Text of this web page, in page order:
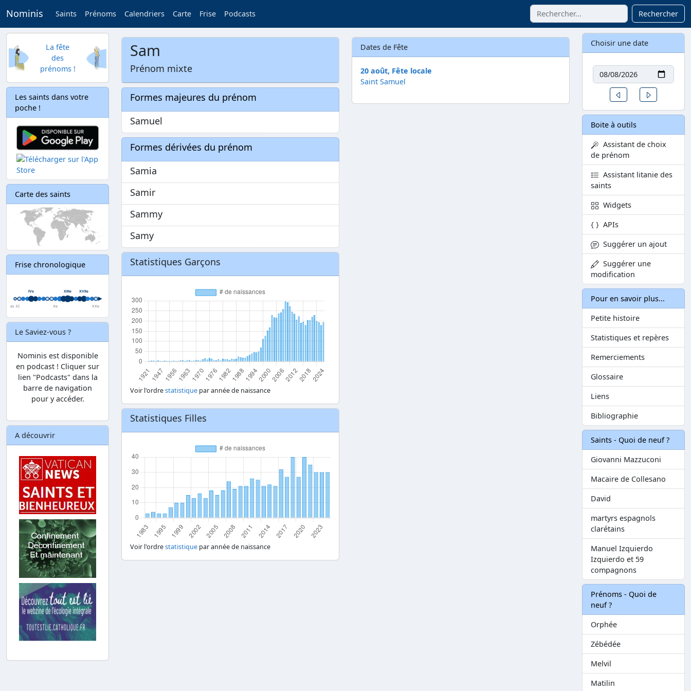
Nominis Saints Prénoms Calendriers Carte Frise Podcasts Rechercher
La fête
des
prénoms !
Les saints dans votre
poche !
Carte des saints
Frise chronologique
Le Saviez-vous ?
Nominis est disponible
en podcast ! Cliquer sur
lien "Podcasts" dans la
barre de navigation
pour y accéder.
A découvrir
Sam
Prénom mixte
Formes majeures du prénom
Samuel
Formes dérivées du prénom
Samia
Samir
Sammy
Samy
Statistiques Garçons
Voir l'ordrestatistique par année de naissance
Statistiques Filles
Voir l'ordrestatistique par année de naissance
Dates de Fête
20 août, Fête locale
Saint Samuel
Choisir une date
Date
Un jour avant
Boite à outils
Assistant de choix
de prénom
Assistant litanie des
saints
Widgets
APIs
Suggérer un ajout
Suggérer une
modification
Pour en savoir plus...
Petite histoire
Statistiques et repères
Remerciements
Glossaire
Liens
Bibliographie
Saints - Quoi de neuf ?
Giovanni Mazzuconi
Macaire de Collesano
David
martyrs espagnols
clarétains
Manuel Izquierdo
Izquierdo et 59
compagnons
Prénoms - Quoi de
neuf ?
Orphée
Zébédée
Melvil
Matilin